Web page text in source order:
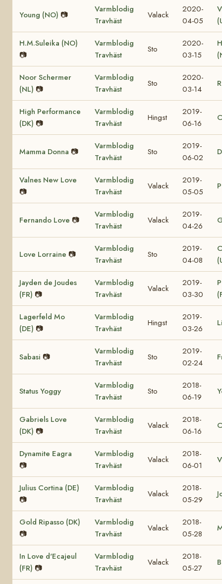
Young (NO) 📷
Varmblodig
Travhäst
Valack
2020-
04-05
H.M.Suleika (NO)
📷
Varmblodig
Travhäst
Sto
2020-
03-15
Noor Schermer
(NL) 📷
Varmblodig
Travhäst
Sto
2020-
03-14
High Performance
(DK) 📷
Varmblodig
Travhäst
Hingst
2019-
06-16
Mamma Donna 📷
Varmblodig
Travhäst
Sto
2019-
06-02
Valnes New Love
📷
Varmblodig
Travhäst
Valack
2019-
05-05
Fernando Love 📷
Varmblodig
Travhäst
Valack
2019-
04-26
Love Lorraine 📷
Varmblodig
Travhäst
Sto
2019-
04-08
Jayden de Joudes
(FR) 📷
Varmblodig
Travhäst
Valack
2019-
03-30
Lagerfeld Mo
(DE) 📷
Varmblodig
Travhäst
Hingst
2019-
03-26
Sabasi 📷
Varmblodig
Travhäst
Sto
2019-
02-24
Status Yoggy
Varmblodig
Travhäst
Sto
2018-
06-19
Gabriels Love
(DK) 📷
Varmblodig
Travhäst
Valack
2018-
06-16
Dynamite Eagra
📷
Varmblodig
Travhäst
Valack
2018-
06-01
Julius Cortina (DE)
📷
Varmblodig
Travhäst
Valack
2018-
05-29
Gold Ripasso (DK)
📷
Varmblodig
Travhäst
Valack
2018-
05-28
In Love d'Ecajeul
(FR) 📷
Varmblodig
Travhäst
Valack
2018-
05-27